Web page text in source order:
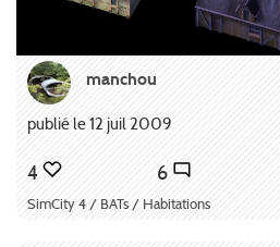
manchou
publié le 12 juil 2009
4 6
SimCity 4 / BATs / Habitations